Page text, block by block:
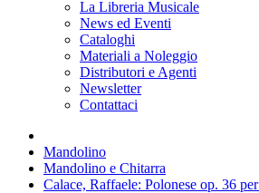
La Libreria Musicale
News ed Eventi
Cataloghi
Materiali a Noleggio
Distributori e Agenti
Newsletter
Contattaci
Mandolino
Mandolino e Chitarra
Calace, Raffaele: Polonese op. 36